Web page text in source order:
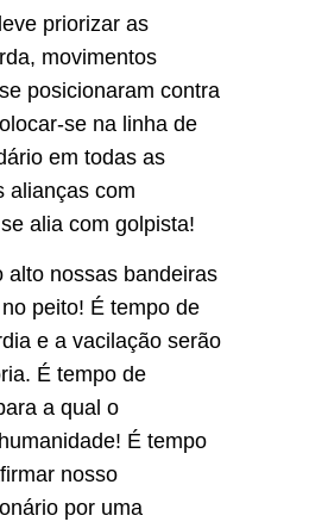
priorizar as
movimentos
posicionaram contra
se na linha de
em todas as
alianças com
alia com golpista!
alto nossas bandeiras
peito! É tempo de
e a vacilação serão
É tempo de
a qual o
É tempo
nosso
por uma